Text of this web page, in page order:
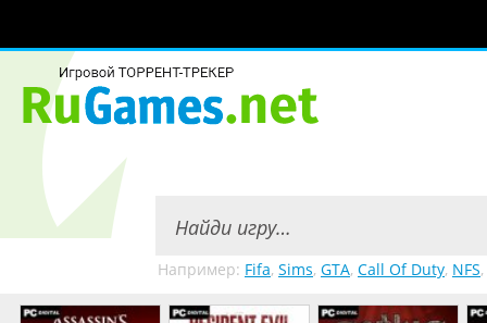
Например: Fifa, Sims, GTA, Call Of Duty, NFS,